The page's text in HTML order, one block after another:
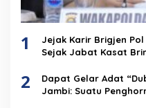
1
Jejak Karir Brigjen
Sejak Jabat Kasat
2
Dapat Gelar Adat
Jambi: Suatu